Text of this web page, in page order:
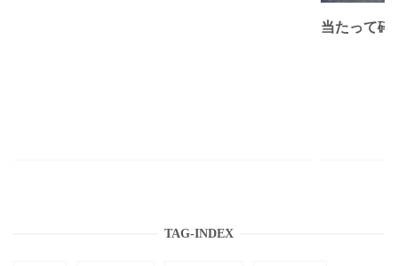
当たって砕
TAG-INDEX